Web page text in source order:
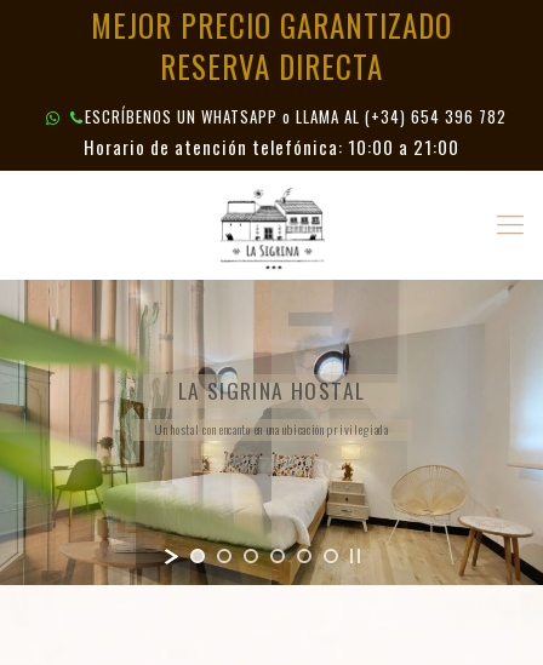
MEJOR PRECIO GARANTIZADO
RESERVA DIRECTA
ESCRÍBENOS UN WHATSAPP o LLAMA AL(+34) 654 396 782
Horario de atención telefónica: 10:00 a 21:00
LA SIGRINA HOSTAL
Un hostal con encanto en una ubicación privilegiada